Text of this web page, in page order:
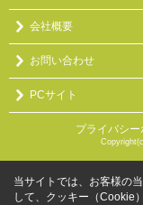
会社概要
お問い合わせ
PCサイト
プライバシー
当サイトでは、お客様の
して、クッキー（Cookie